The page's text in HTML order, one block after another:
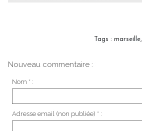
Tags : marseille,
Nouveau commentaire :
Nom * :
Adresse email (non publiée) * :